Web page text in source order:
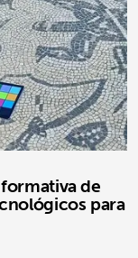
de
para